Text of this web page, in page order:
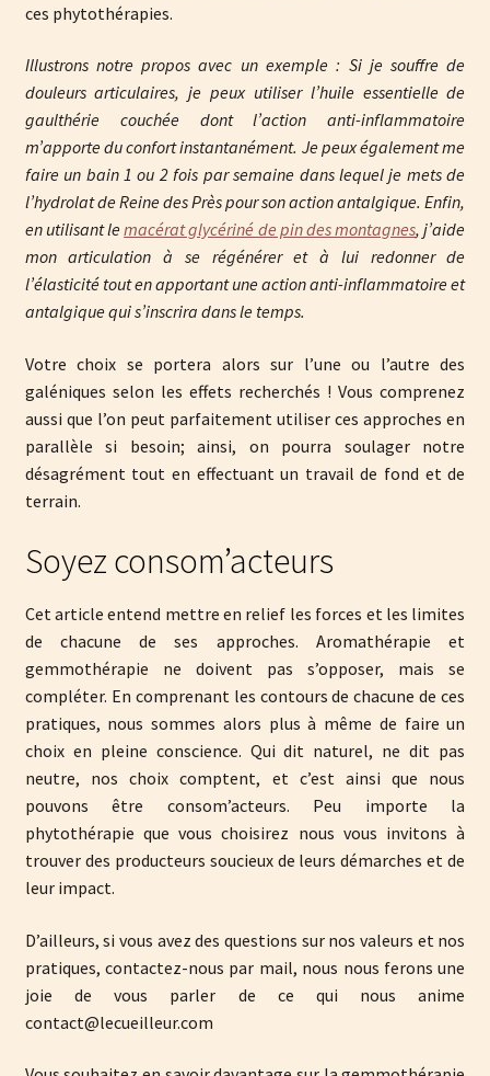
ces phytothérapies.
Illustrons notre propos avec un exemple : Si je souffre de
douleurs articulaires, je peux utiliser l’huile essentielle de
gaulthérie couchée dont l’action anti-inflammatoire
m’apporte du confort instantanément. Je peux également me
faire un bain 1 ou 2 fois par semaine dans lequel je mets de
l’hydrolat de Reine des Près pour son action antalgique. Enfin,
en utilisant lemacérat glycériné de pin des montagnes, j’aide
mon articulation à se régénérer et à lui redonner de
l’élasticité tout en apportant une action anti-inflammatoire et
antalgique qui s’inscrira dans le temps.
Votre choix se portera alors sur l’une ou l’autre des
galéniques selon les effets recherchés ! Vous comprenez
aussi que l’on peut parfaitement utiliser ces approches en
parallèle si besoin; ainsi, on pourra soulager notre
désagrément tout en effectuant un travail de fond et de
terrain.
Soyez consom’acteurs
Cet article entend mettre en relief les forces et les limites
de chacune de ses approches. Aromathérapie et
gemmothérapie ne doivent pas s’opposer, mais se
compléter. En comprenant les contours de chacune de ces
pratiques, nous sommes alors plus à même de faire un
choix en pleine conscience. Qui dit naturel, ne dit pas
neutre, nos choix comptent, et c’est ainsi que nous
pouvons être consom’acteurs. Peu importe la
phytothérapie que vous choisirez nous vous invitons à
trouver des producteurs soucieux de leurs démarches et de
leur impact.
D’ailleurs, si vous avez des questions sur nos valeurs et nos
pratiques, contactez-nous par mail, nous nous ferons une
joie de vous parler de ce qui nous anime
contact@lecueilleur.com